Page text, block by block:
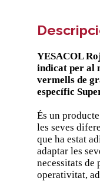
YESACOL
indicat per al
vermells de
específic
És un
les seves
que ha estat
adaptar les
necessitats de
operativitat,